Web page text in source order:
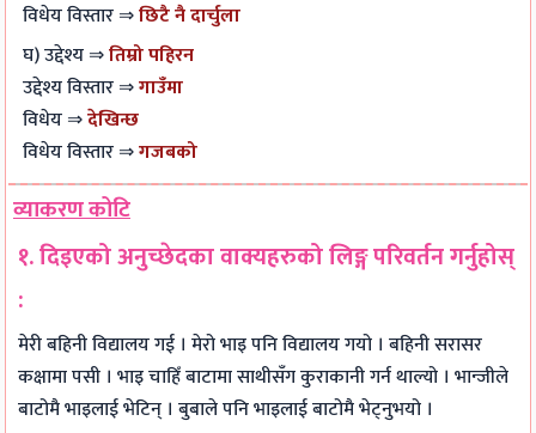
विधेय विस्तार ⇒छिटै नै दार्चुला
घ) उद्देश्य ⇒तिम्रो पहिरन
उद्देश्य विस्तार ⇒गाउँमा
विधेय ⇒देखिन्छ
विधेय विस्तार ⇒गजबको
व्याकरण कोटि
१. दिइएको अनुच्छेदका वाक्यहरुको लिङ्ग परिवर्तन गर्नुहोस्
:
मेरी बहिनी विद्यालय गई । मेरो भाइ पनि विद्यालय गयो । बहिनी सरासर
कक्षामा पसी । भाइ चाहिँ बाटामा साथीसँग कुराकानी गर्न थाल्यो । भान्जीले
बाटोमै भाइलाई भेटिन् । बुबाले पनि भाइलाई बाटोमै भेट्नुभयो ।